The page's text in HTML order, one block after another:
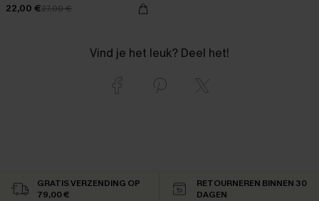
22,00 €27,00 €
Vind je het leuk? Deel het!
GRATIS VERZENDING OP
79,00 €
RETOURNEREN BINNEN 30
DAGEN